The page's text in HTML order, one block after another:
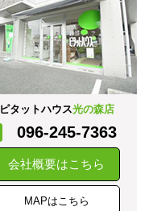
ピタットハウス光の森店
096-245-7363
会社概要はこちら
MAPはこちら